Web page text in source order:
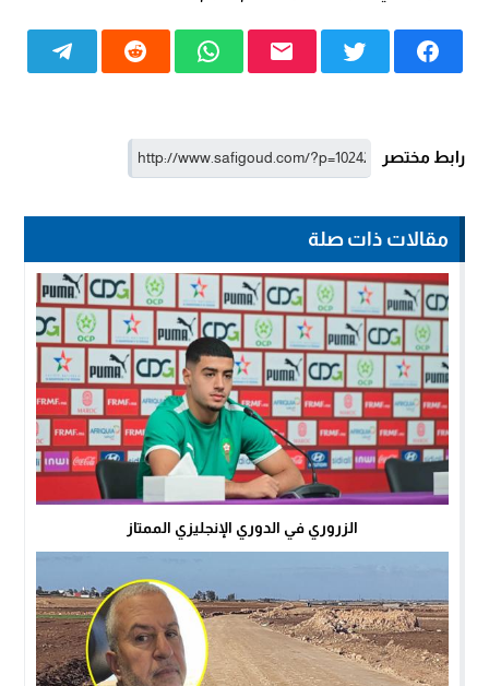
رابط مختصر
مقالات ذات صلة
الزروري في الدوري الإنجليزي الممتاز